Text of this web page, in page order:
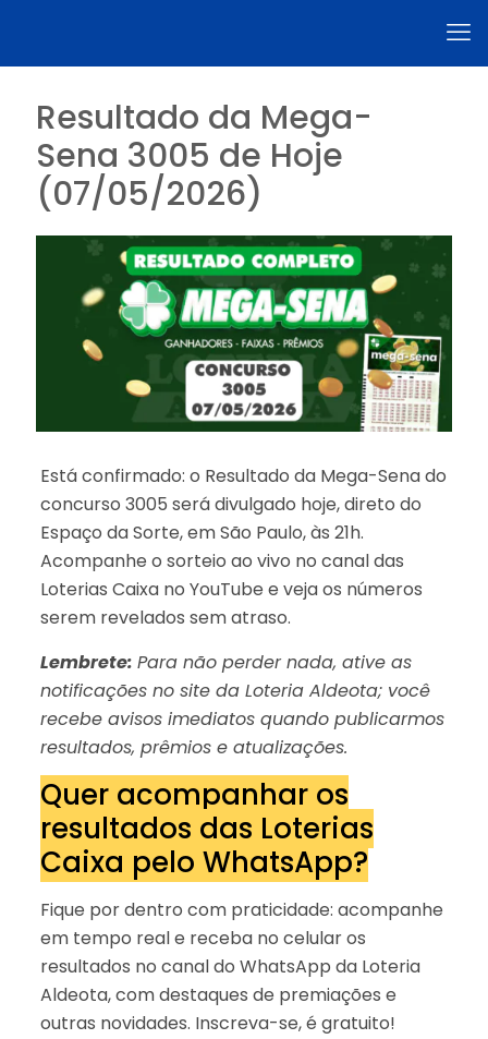
Resultado da Mega-
Sena 3005 de Hoje
(07/05/2026)
Está confirmado: o Resultado da Mega-Sena do
concurso 3005 será divulgado hoje, direto do
Espaço da Sorte, em São Paulo, às 21h.
Acompanhe o sorteio ao vivo no canal das
Loterias Caixa no YouTube e veja os números
serem revelados sem atraso.
Lembrete: Para não perder nada, ative as
notificações no site da Loteria Aldeota; você
recebe avisos imediatos quando publicarmos
resultados, prêmios e atualizações.
Quer acompanhar os
resultados das Loterias
Caixa pelo WhatsApp?
Fique por dentro com praticidade: acompanhe
em tempo real e receba no celular os
resultados no canal do WhatsApp da Loteria
Aldeota, com destaques de premiações e
outras novidades. Inscreva-se, é gratuito!